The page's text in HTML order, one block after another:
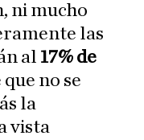
ni mucho
las
al 17% de
no se
la
vista